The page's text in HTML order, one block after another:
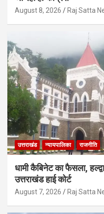
August 8, 2026 Raj Satta
उत्तराखंड न्यायपालिका राजनीति
धामी कैबिनेट का फैसला,
उत्तराखंड हाई कोर्ट
August 7, 2026 Raj Satta